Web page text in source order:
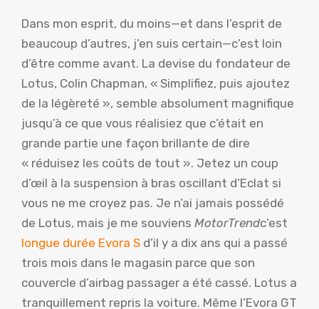
Dans mon esprit, du moins—et dans l’esprit de
beaucoup d’autres, j’en suis certain—c’est loin
d’être comme avant. La devise du fondateur de
Lotus, Colin Chapman, « Simplifiez, puis ajoutez
de la légèreté », semble absolument magnifique
jusqu’à ce que vous réalisiez que c’était en
grande partie une façon brillante de dire
« réduisez les coûts de tout ». Jetez un coup
d’œil à la suspension à bras oscillant d’Eclat si
vous ne me croyez pas. Je n’ai jamais possédé
de Lotus, mais je me souviens MotorTrendc’est
longue durée Evora S d’il y a dix ans qui a passé
trois mois dans le magasin parce que son
couvercle d’airbag passager a été cassé. Lotus a
tranquillement repris la voiture. Même l’Evora GT